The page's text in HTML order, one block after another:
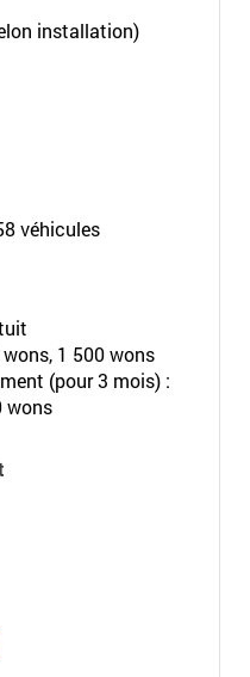
installation)
véhicules
1 500 wons
(pour 3 mois) :
wons